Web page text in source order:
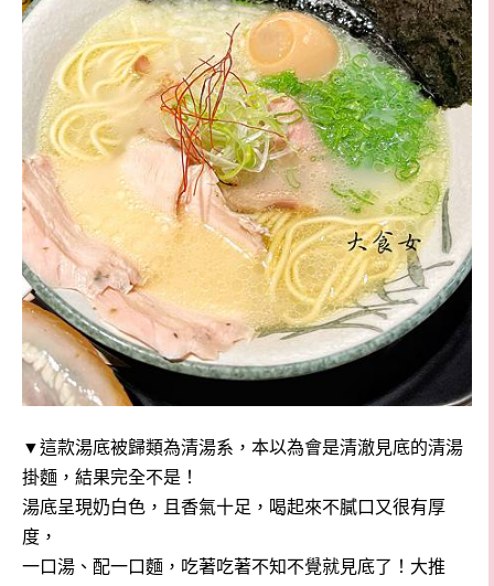
▼這款湯底被歸類為清湯系，本以為會是清澈見底的清湯
掛麵，結果完全不是！
湯底呈現奶白色，且香氣十足，喝起來不膩口又很有厚
度，
一口湯、配一口麵，吃著吃著不知不覺就見底了！大推